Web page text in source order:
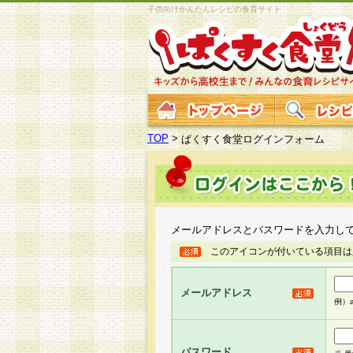
子供向けかんたんレシピの食育サイト
TOP >ぱくすく食堂ログインフォーム
メールアドレスとパスワードを入力し
このアイコンが付いている項目
メールアドレス
例）